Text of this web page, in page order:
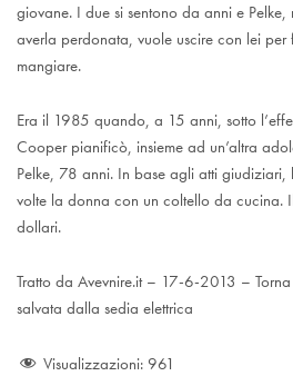
giovane. I due si sentono da anni e
averla perdonata, vuole uscire con lei
mangiare.
Era il 1985 quando, a 15 anni, sotto
Cooper pianificò, insieme ad un’altra
Pelke, 78 anni. In base agli atti
volte la donna con un coltello da cucina.
dollari.
Tratto da Avevnire.it – 17-6-2013 –
salvata dalla sedia elettrica
Visualizzazioni: 961